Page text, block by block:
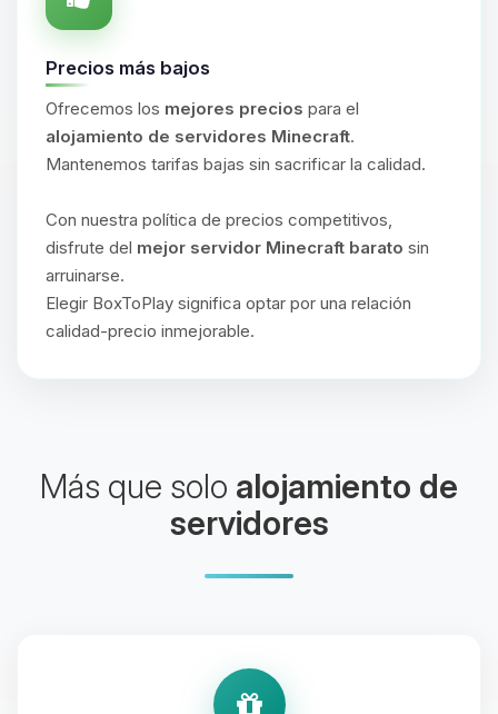
Precios más bajos
Ofrecemos los mejores precios para el
alojamiento de servidores Minecraft.
Mantenemos tarifas bajas sin sacrificar la calidad.
Con nuestra política de precios competitivos,
disfrute del mejor servidor Minecraft barato sin
arruinarse.
Elegir BoxToPlay significa optar por una relación
calidad-precio inmejorable.
Más que solo alojamiento de
servidores